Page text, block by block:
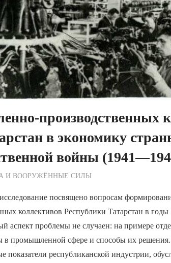
производственных
в экономику
войны
И ВООРУЖЁННЫЕ СИЛЫ
посвящено вопросам
коллективов Республики Татарстан в годы
аспект проблемы не случаен: на примере
в промышленной сфере и способы их решения.
показатели республиканской индустрии,